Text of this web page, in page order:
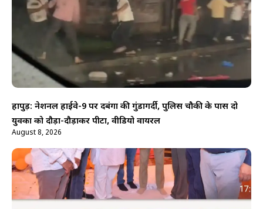
हापुड़: नेशनल हाईवे-9 पर दबंगों की गुंडागर्दी, पुलिस चौकी के पास दो
युवकों को दौड़ा-दौड़ाकर पीटा, वीडियो वायरल
August 8, 2026